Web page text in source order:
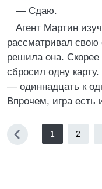
— Сдаю.
Агент Мартин
рассматривал
решила она.
сбросил одну
— одиннадцать к
Впрочем, игра есть
1 2